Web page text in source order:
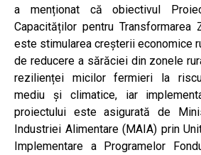
a menționat că obiectivul
Capacităților pentru Transformarea
este stimularea creșterii economice
de reducere a sărăciei din zonele
rezilienței micilor fermieri la
mediu și climatice, iar
proiectului este asigurată de
Industriei Alimentare (MAIA) prin
Implementare a Programelor